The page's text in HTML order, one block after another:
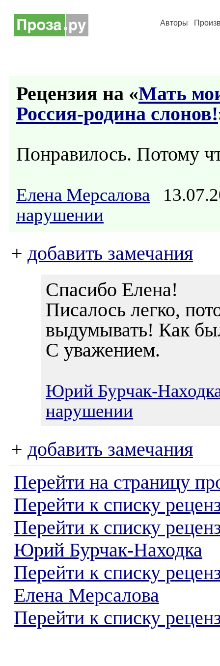
Авторы
Рецензия на «Мать
Россия-родина слонов!
Понравилось. Потому
Елена Мерсалова
нарушении
+ добавить замечания
Спасибо Елена!
Писалось легко,
выдумывать! Как
С уважением.
Юрий Бурчак-
нарушении
+ добавить замечания
Перейти на страницу
Перейти к списку
Перейти к списку
Юрий Бурчак-Находка
Перейти к списку
Елена Мерсалова
Перейти к списку